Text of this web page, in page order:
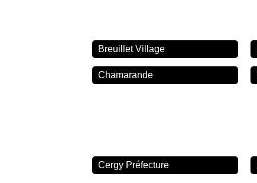
Breuillet Village
Chamarande
Cergy Préfecture